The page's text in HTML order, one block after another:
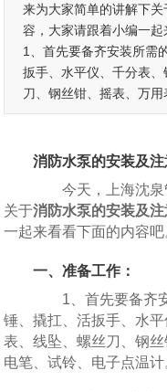
来为大家简单的讲解下
容，大家请跟着小编一起
1、首先要备齐安装所需
扳手、水平仪、千分表
刀、钢丝钳、摇表、万用
消防水泵的安装及注
今天，上海沈泉
关于消防水泵的安装及
一起来看看下面的内容吧
一、准备工作：
1、首先要备齐安
锤、撬扛、活扳手、水
表、线坠、螺丝刀、钢
电笔、试铃、电子点温计